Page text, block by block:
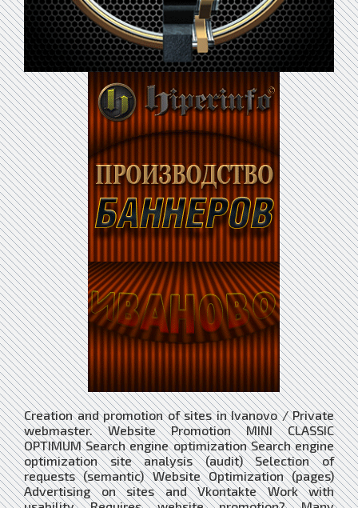
Creation and promotion of sites in Ivanovo / Private
webmaster. Website Promotion MINI CLASSIC
OPTIMUM Search engine optimization Search engine
optimization site analysis (audit) Selection of
requests (semantic) Website Optimization (pages)
Advertising on sites and Vkontakte Work with